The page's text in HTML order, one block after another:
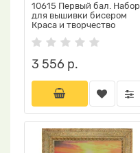
10615 Первый бал. Набор
для вышивки бисером
Краса и творчество
3 556 р.